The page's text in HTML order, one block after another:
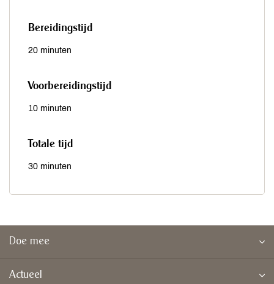
Bereidingstijd
20 minuten
Voorbereidingstijd
10 minuten
Totale tijd
30 minuten
Doe mee
Actueel